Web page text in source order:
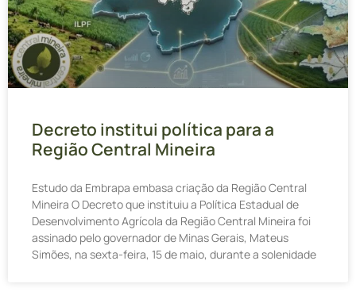
Decreto institui política para a
Região Central Mineira
Estudo da Embrapa embasa criação da Região Central
Mineira O Decreto que instituiu a Política Estadual de
Desenvolvimento Agrícola da Região Central Mineira foi
assinado pelo governador de Minas Gerais, Mateus
Simões, na sexta-feira, 15 de maio, durante a solenidade